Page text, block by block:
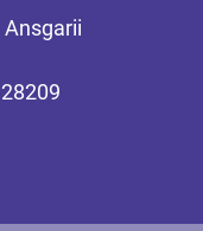
Ansgarii